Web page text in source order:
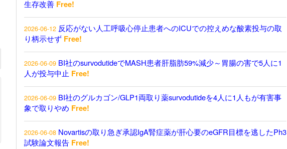
生存改善 Free!
2026-06-12 反応がない人工呼吸心停止患者へのICUでの控えめな酸素投与の取
り柄示せず Free!
2026-06-09 BI社のsurvodutideでMASH患者肝脂肪59%減少～胃腸の害で5人に1
人が投与中止 Free!
2026-06-09 BI社のグルカゴン/GLP1両取り薬survodutideを4人に1人もが有害事
象で取りやめ Free!
2026-06-08 Novartisの取り急ぎ承認IgA腎症薬が肝心要のeGFR目標を逃したPh3
試験論文報告 Free!